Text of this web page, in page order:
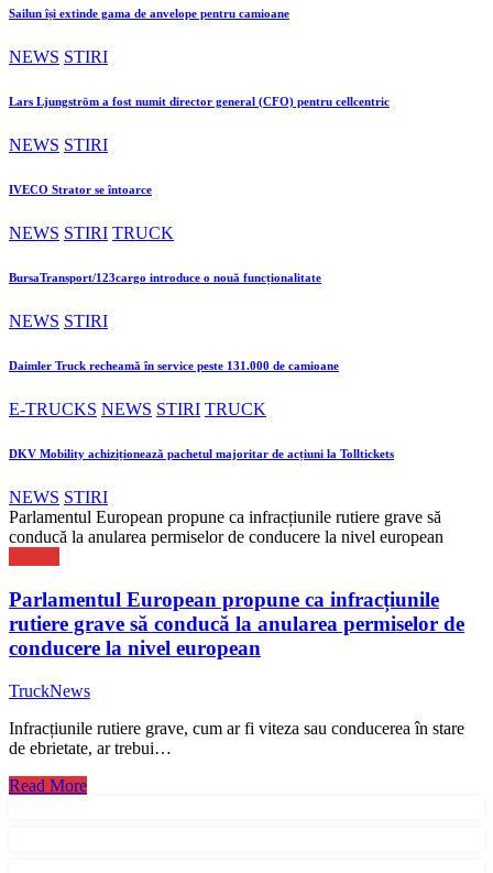
Sailun își extinde gama de anvelope pentru camioane
NEWS STIRI
Lars Ljungström a fost numit director general (CFO) pentru cellcentric
NEWS STIRI
IVECO Strator se întoarce
NEWS STIRI TRUCK
BursaTransport/123cargo introduce o nouă funcționalitate
NEWS STIRI
Daimler Truck recheamă în service peste 131.000 de camioane
E-TRUCKS NEWS STIRI TRUCK
DKV Mobility achiziționează pachetul majoritar de acțiuni la Tolltickets
NEWS STIRI
Parlamentul European propune ca infracțiunile rutiere grave să
conducă la anularea permiselor de conducere la nivel european
Parlamentul European propune ca infracțiunile
rutiere grave să conducă la anularea permiselor de
conducere la nivel european
TruckNews
Infracțiunile rutiere grave, cum ar fi viteza sau conducerea în stare
de ebrietate, ar trebui…
Read More